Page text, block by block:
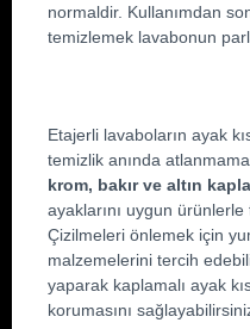
normaldir. Kullanımdan
temizlemek lavabonun
Etajerli lavaboların ayak
temizlik anında
krom, bakır ve altın
ayaklarını uygun
Çizilmeleri önlemek için
malzemelerini tercih
yaparak kaplamalı ayak
korumasını